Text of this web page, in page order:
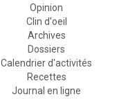
Opinion
Clin d'oeil
Archives
Dossiers
Calendrier d'activités
Recettes
Journal en ligne